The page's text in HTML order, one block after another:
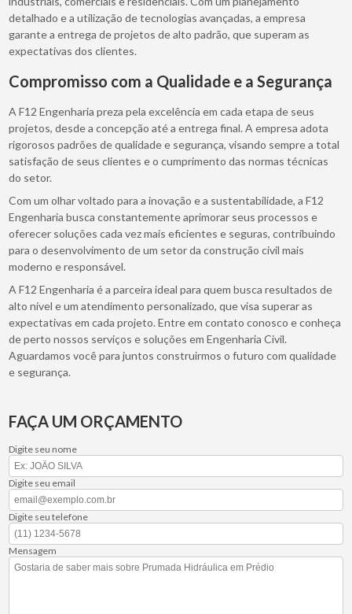
detalhado e a utilização de tecnologias avançadas, a empresa
garante a entrega de projetos de alto padrão, que superam as
expectativas dos clientes.
Compromisso com a Qualidade e a Segurança
A F12 Engenharia preza pela excelência em cada etapa de seus
projetos, desde a concepção até a entrega final. A empresa adota
rigorosos padrões de qualidade e segurança, visando sempre a total
satisfação de seus clientes e o cumprimento das normas técnicas
do setor.
Com um olhar voltado para a inovação e a sustentabilidade, a F12
Engenharia busca constantemente aprimorar seus processos e
oferecer soluções cada vez mais eficientes e seguras, contribuindo
para o desenvolvimento de um setor da construção civil mais
moderno e responsável.
A F12 Engenharia é a parceira ideal para quem busca resultados de
alto nível e um atendimento personalizado, que visa superar as
expectativas em cada projeto. Entre em contato conosco e conheça
de perto nossos serviços e soluções em Engenharia Civil.
Aguardamos você para juntos construirmos o futuro com qualidade
e segurança.
FAÇA UM ORÇAMENTO
Digite seu nome
Digite seu email
Digite seu telefone
Mensagem